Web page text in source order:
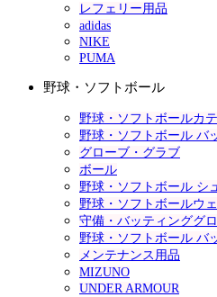
レフェリー用品
adidas
NIKE
PUMA
野球・ソフトボール
野球・ソフトボールカ
野球・ソフトボール バ
グローブ・グラブ
ボール
野球・ソフトボール シ
野球・ソフトボールウ
守備・バッティンググ
野球・ソフトボール バ
メンテナンス用品
MIZUNO
UNDER ARMOUR